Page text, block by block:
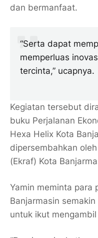
dan bermanfaat.
“Serta dapat
memperluas
tercinta,” ucapnya.
Kegiatan tersebut
buku Perjalanan
Hexa Helix Kota
dipersembahkan
(Ekraf) Kota
Yamin meminta para
Banjarmasin
untuk ikut